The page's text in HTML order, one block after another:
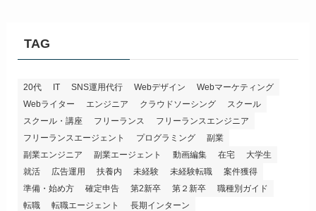
TAG
20代 IT SNS運用代行 Webデザイン
Webマーケティング
Webライター
エンジニア クラウドソーシング
スクール
スクール・講座
フリーランス
フリーランスエンジニア
フリーランスエージェント
プログラミング
副業
副業エンジニア
副業エージェント 動画編集 在宅
大学生
就活
広告運用 扶養内 未経験 未経験転職
案件獲得
準備・始め方
確定申告 第2新卒 第２新卒
職種別ガイド
転職
転職エージェント 長期インターン